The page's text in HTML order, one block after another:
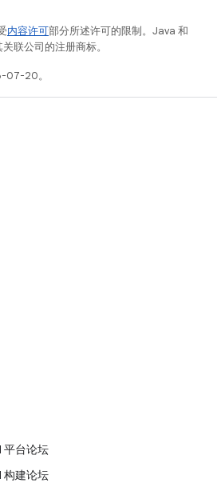
内容许可部分所述许可的限制。Java 和
联公司的注册商标。
07-20。
台论坛
建论坛